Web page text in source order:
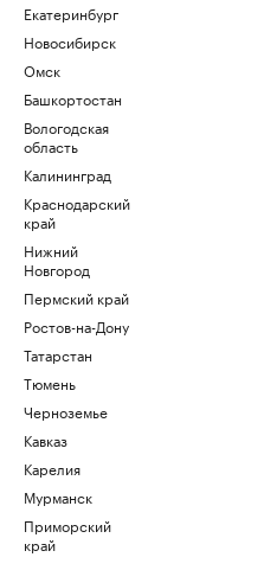
Екатеринбург
Новосибирск
Омск
Башкортостан
Вологодская
область
Калининград
Краснодарский
край
Нижний
Новгород
Пермский край
Ростов-на-Дону
Татарстан
Тюмень
Черноземье
Кавказ
Карелия
Мурманск
Приморский
край